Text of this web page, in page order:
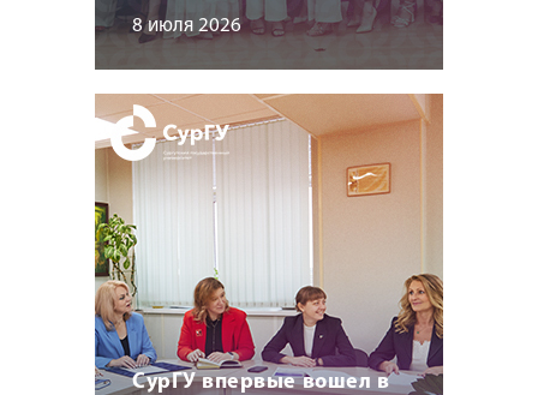
8 июля 2026
СурГУ впервые вошел в